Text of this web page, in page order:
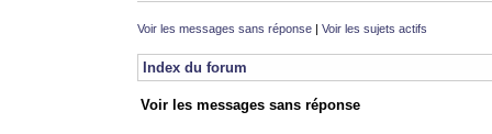
Voir les messages sans réponse | Voir les sujets actifs
Index du forum
Voir les messages sans réponse